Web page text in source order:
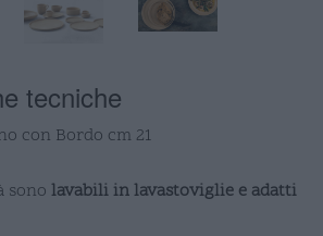
tecniche
con Bordo cm 21
sono lavabili in lavastoviglie e adatti